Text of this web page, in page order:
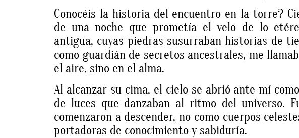
Conocéis la historia del encuentro en la torre?
de una noche que prometía el velo de lo
antigua, cuyas piedras susurraban historias de
como guardián de secretos ancestrales, me
el aire, sino en el alma.
Al alcanzar su cima, el cielo se abrió ante mí
de luces que danzaban al ritmo del universo.
comenzaron a descender, no como cuerpos
portadoras de conocimiento y sabiduría.